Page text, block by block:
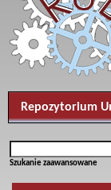
Repozytorium
Szukanie zaawansowane